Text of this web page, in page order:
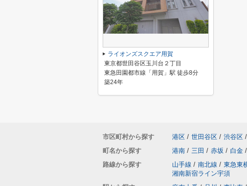
ライオンズスクエア用賀
東京都世田谷区玉川台２丁目
東急田園都市線「用賀」駅 徒歩8分
築24年
市区町村から探す 港区 / 世田谷区 / 渋谷区 /
町名から探す
港南 / 三田 / 赤坂 / 白金 /
路線から探す
山手線 / 南北線 / 東急東
湘南新宿ライン宇須